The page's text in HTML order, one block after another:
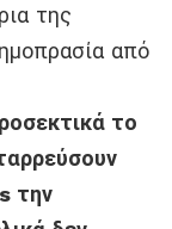
της
από
το
την